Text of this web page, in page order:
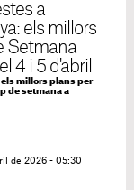
a
els millors
Setmana
4 i 5 d'abril
millors plans per
de setmana a
de 2026 - 05:30